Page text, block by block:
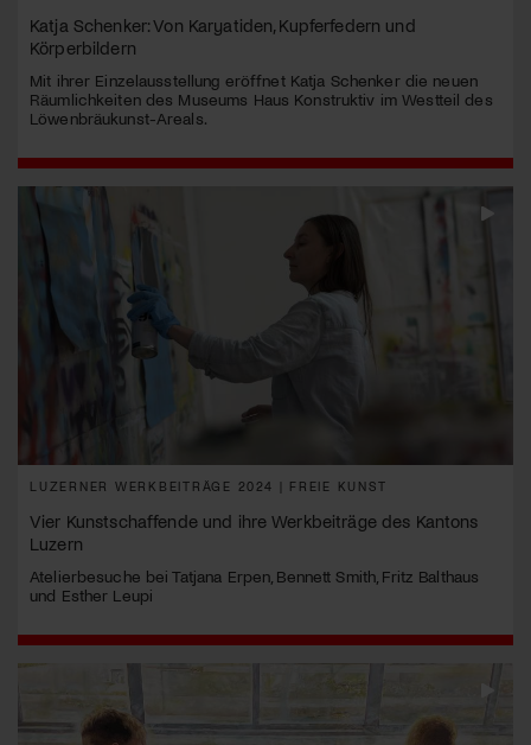
Katja Schenker: Von Karyatiden, Kupferfedern und
Körperbildern
Mit ihrer Einzelausstellung eröffnet Katja Schenker die neuen
Räumlichkeiten des Museums Haus Konstruktiv im Westteil des
Löwenbräukunst-Areals.
LUZERNER WERKBEITRÄGE 2024 | FREIE KUNST
Vier Kunstschaffende und ihre Werkbeiträge des Kantons
Luzern
Atelierbesuche bei Tatjana Erpen, Bennett Smith, Fritz Balthaus
und Esther Leupi